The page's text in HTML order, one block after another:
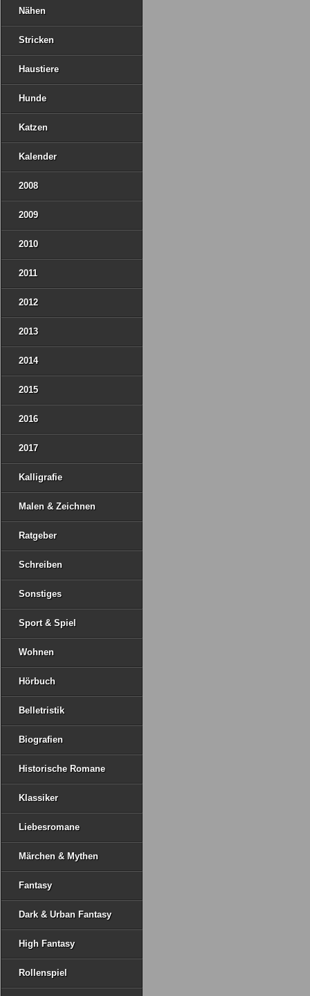
Nähen
Stricken
Haustiere
Hunde
Katzen
Kalender
2008
2009
2010
2011
2012
2013
2014
2015
2016
2017
Kalligrafie
Malen & Zeichnen
Ratgeber
Schreiben
Sonstiges
Sport & Spiel
Wohnen
Hörbuch
Belletristik
Biografien
Historische Romane
Klassiker
Liebesromane
Märchen & Mythen
Fantasy
Dark & Urban Fantasy
High Fantasy
Rollenspiel